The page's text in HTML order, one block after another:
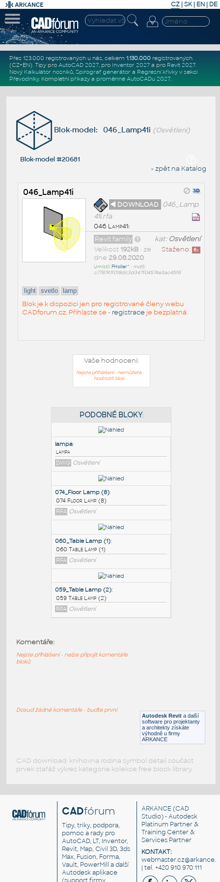
CZ | SK| EN | DE
Přes 123.000 registrovaných u nás, celkem 1.130.000registrovaných
(CZ+EN). Tipy pro AutoCAD 2027, pro Inventor 2027a pro Revit 2027.
Nový Kalkulátor nosníků, Spirograf generátor a Regresní křivkyv sekci
Převodníky. Kompletní příkazya proměnné AutoCADu 2027.
Blok-model: 046_Lamp41i (Osvětlení)
Blok-model #20681
« zpět na Katalog
046_Lamp41i
◄ DOWNLOAD 046_Lamp
41i.rfa
046 Lamp41i
kat: Osvětlení
Revit family
Staženo: 6x
Velikost 192kB• ze
dne 29.08.2020
Umístil: FHoller^ • md5:
c778741f018dc3d347f04574e3ac45f6
light svetlo lamp
Blok je k dispozici jen pro registrované členy webu
CADforum.cz. Přihlaste se - registrace je bezplatná.
Vaše hodnocení:
Nejste přihlášeni - nemůžete
hodnotit blok
PODOBNÉ BLOKY
lampa:
DWG Osvětlení
074_Floor Lamp (8)
074 Floor Lamp (8)
RFA Osvětlení
RFA Osvětlení
Autodesk Revit a další
software pro projektanty
a architekty získáte
výhodně u firmy
ARKANCE
Komentáře:
Nejste přihlášeni - nelze připojit komentáře
bloků
Dosud žádné komentáře - buďte první
CAD download: knihovna rodina symbol detail součást
prvek stafáž výkres kategorie kolekce free block library
CADfórum
Tipy, triky, podpora,
pomoc a rady pro
AutoCAD, LT, Inventor,
Revit, Map, Civil 3D, 3ds
Max, Fusion, Forma,
Vault, PowerMill a další
Autodesk aplikace
ARKANCE (CAD
Studio) - Autodesk
Platinum Partner &
Training Center &
Services Partner
KONTAKT:
| tel. +420 910 970 111